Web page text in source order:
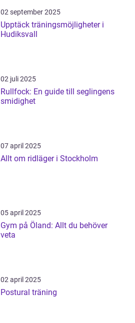
02 september 2025
Upptäck träningsmöjligheter i
Hudiksvall
02 juli 2025
Rullfock: En guide till seglingens
smidighet
07 april 2025
Allt om ridläger i Stockholm
05 april 2025
Gym på Öland: Allt du behöver
veta
02 april 2025
Postural träning